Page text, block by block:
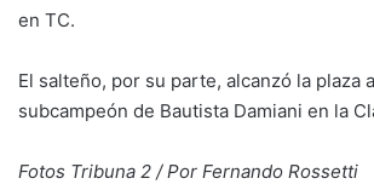
en TC.
El salteño, por su parte, alcanzó la plaza
subcampeón de Bautista Damiani en la
Fotos Tribuna 2 / Por Fernando Rossetti